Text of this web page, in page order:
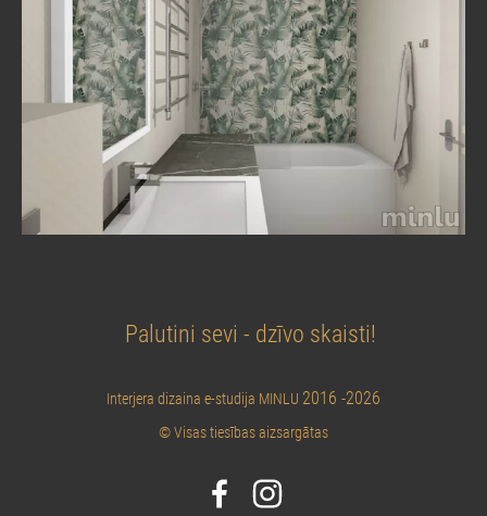
Palutini sevi - dzīvo skaisti!
Interjera dizaina e-studija MINLU 2016 -2026
© Visas tiesības aizsargātas